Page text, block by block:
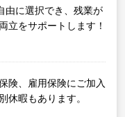
由に選択でき、残業が
立をサポートします！
険、雇用保険にご加入
休暇もあります。